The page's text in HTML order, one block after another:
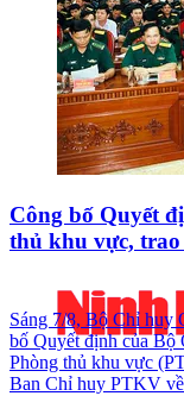
Công bố Quyết
thủ khu vực, trao
Sáng 7/8, Bộ Chỉ huy
bố Quyết định của Bộ
Phòng thủ khu vực
Ban Chỉ huy PTKV